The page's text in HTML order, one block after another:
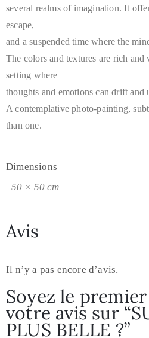
several realms of imagination. It
escape,
and a suspended time where the
The colors and textures are rich
setting where
thoughts and emotions can drift and
A contemplative photo-painting,
than one.
Dimensions
50 × 50 cm
Avis
Il n’y a pas encore d’avis.
Soyez le
votre avis sur
PLUS BELLE ?”